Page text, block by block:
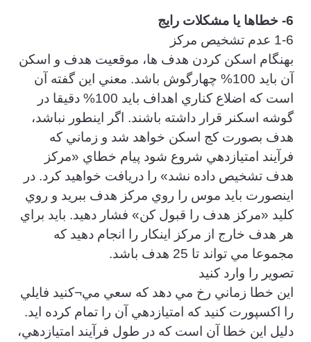
6- خطاها يا مشكلات رايج
1-6 عدم تشخيص مركز
بهنگام اسكن كردن هدف ها، موقعيت هدف و اسكن
آن بايد 100% چهارگوش باشد. معني اين گفته آن
است كه اضلاع كناري اهداف بايد 100% دقيقا در
گوشه اسكنر قرار داشته باشند. اگر اينطور نباشد،
هدف بصورت كج اسكن خواهد شد و زماني كه
فرآيند امتيازدهي شروع شود پيام خطاي «مركز
هدف تشخيص داده نشد» را دريافت خواهيد كرد. در
اينصورت بايد موس را روي مركز هدف ببريد و روي
كليد «مركز هدف را قبول كن» فشار دهيد. بايد براي
هر هدف خارج از مركز اينكار را انجام دهيد كه
مجموعا مي تواند تا 25 هدف باشد.
تصوير را وارد كنيد
اين خطا زماني رخ مي دهد كه سعي مي¬كنيد فايلي
را اكسپورت كنيد كه امتيازدهي آن را تمام كرده ايد.
دليل اين خطا آن است كه در طول فرآيند امتيازدهي،